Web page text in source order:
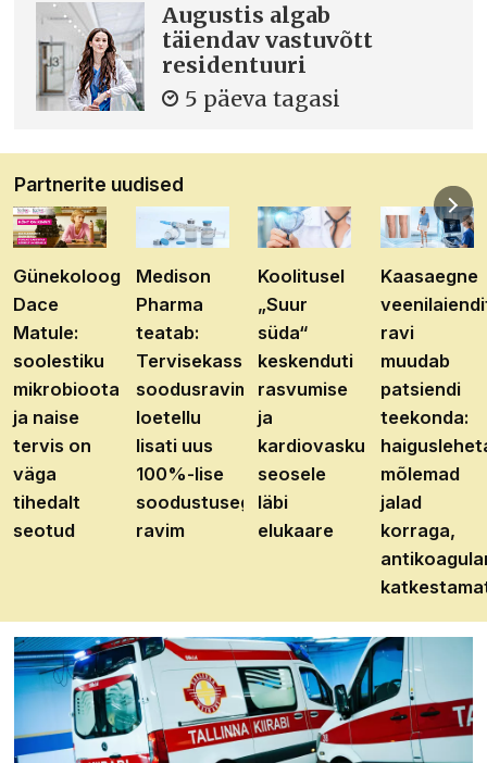
Augustis algab
täiendav vastuvõtt
residentuuri
5 päeva tagasi
Partnerite uudised
Günekoloog
Dace
Matule:
soolestiku
mikrobioota
ja naise
tervis on
väga
tihedalt
seotud
Medison
Pharma
teatab:
Tervisekassa
soodusravimite
loetellu
lisati uus
100%-lise
soodustusega
ravim
Koolitusel
„Suur
süda“
keskenduti
rasvumise
ja
kardiovaskulaarhaiguste
seosele
läbi
elukaare
Kaasaegne
ravi
muudab
patsiendi
teekonda:
mõlemad
jalad
korraga,